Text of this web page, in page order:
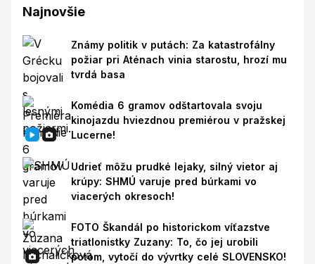
Najnovšie
Známy politik v putách: Za katastrofálny
požiar pri Aténach vinia starostu, hrozí mu
tvrdá basa
Komédia 6 gramov odštartovala svoju
kinojazdu hviezdnou premiérou v pražskej
Lucerne!
Udrieť môžu prudké lejaky, silný vietor aj
krúpy: SHMÚ varuje pred búrkami vo
viacerých okresoch!
FOTO Škandál po historickom víťazstve
triatlonistky Zuzany: To, čo jej urobili
potom, vytočí do vývrtky celé SLOVENSKO!